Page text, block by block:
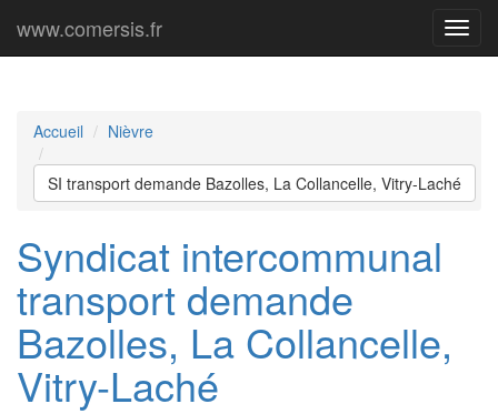
Menu
www.comersis.fr
Accueil Nièvre
SI transport demande Bazolles, La Collancelle, Vitry-Laché
Syndicat intercommunal
transport demande
Bazolles, La Collancelle,
Vitry-Laché